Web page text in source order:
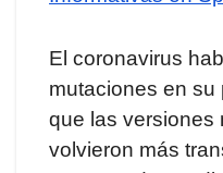
El coronavirus
mutaciones en
que las versiones
volvieron más